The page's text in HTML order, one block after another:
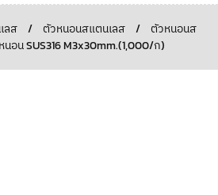
ลส / ตัวหนอนสแตนเลส /
ตัวหนอนส
อน SUS316 M3x30mm.(1,000/ก)